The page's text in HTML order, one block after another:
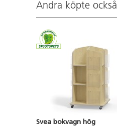
Andra köpte också
Svea bokvagn hög